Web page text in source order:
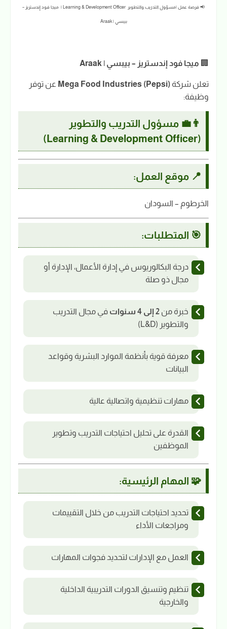
📢 فرصة عمل |مسؤول التدريب والتطوير Learning & Development Officer | ميجا فود إندستريز –
بيبسي | Araak
🏢 ميجا فود إندستريز – بيبسي | Araak
تعلن شركة Mega Food Industries (Pepsi) عن توفر
وظيفة:
👨‍💼 مسؤول التدريب والتطوير
(Learning & Development Officer)
📍 موقع العمل:
الخرطوم – السودان
🎯 المتطلبات:
درجة البكالوريوس في إدارة الأعمال، الإدارة أو
مجال ذو صلة
خبرة من 2 إلى 4 سنوات
في مجال التدريب
والتطوير (L&D)
معرفة قوية بأنظمة الموارد البشرية وقواعد
البيانات
مهارات تنظيمية واتصالية عالية
القدرة على تحليل احتياجات التدريب وتطوير
الموظفين
🧩 المهام الرئيسية:
تحديد احتياجات التدريب من خلال التقييمات
ومراجعات الأداء
العمل مع الإدارات لتحديد فجوات المهارات
تنظيم وتنسيق الدورات التدريبية الداخلية
والخارجية